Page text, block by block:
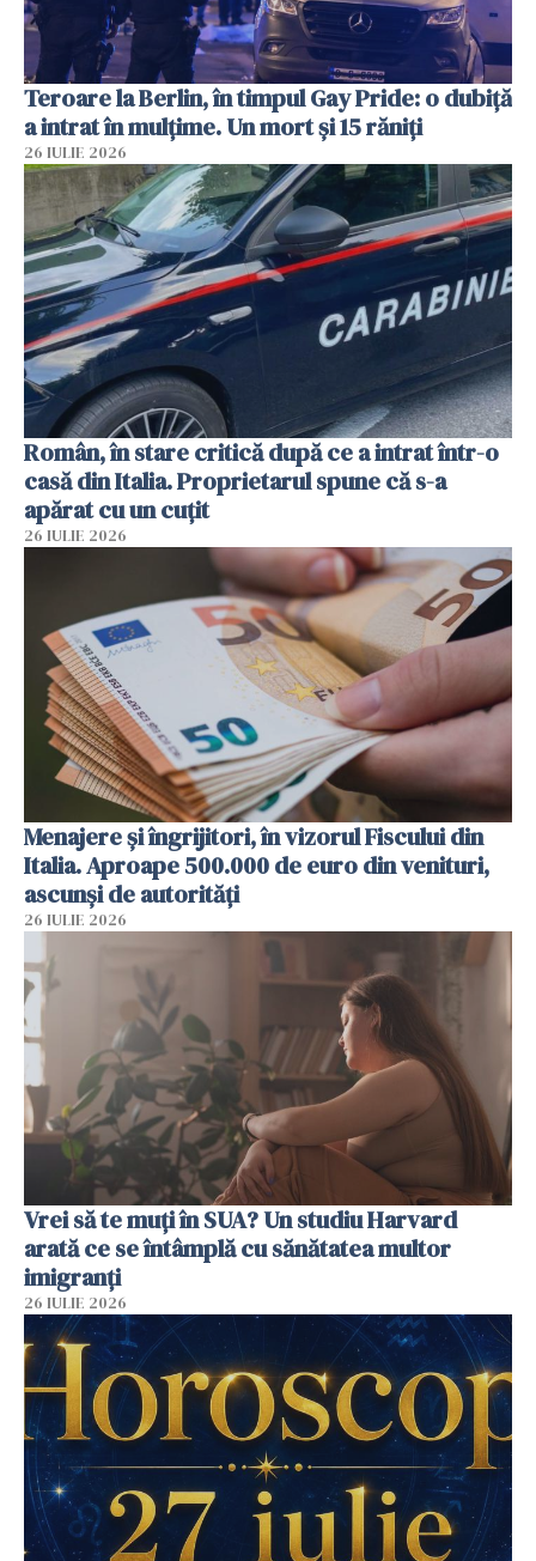
Teroare la Berlin, în timpul Gay Pride: o dubiță
a intrat în mulțime. Un mort și 15 răniți
26 IULIE 2026
Român, în stare critică după ce a intrat într-o
casă din Italia. Proprietarul spune că s-a
apărat cu un cuțit
26 IULIE 2026
Menajere și îngrijitori, în vizorul Fiscului din
Italia. Aproape 500.000 de euro din venituri,
ascunși de autorități
26 IULIE 2026
Vrei să te muți în SUA? Un studiu Harvard
arată ce se întâmplă cu sănătatea multor
imigranți
26 IULIE 2026